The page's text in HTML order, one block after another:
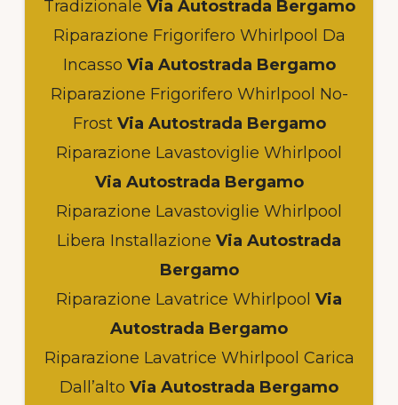
Tradizionale Via Autostrada Bergamo
Riparazione Frigorifero Whirlpool Da
Incasso Via Autostrada Bergamo
Riparazione Frigorifero Whirlpool No-
FrostVia Autostrada Bergamo
Riparazione Lavastoviglie Whirlpool
Via Autostrada Bergamo
Riparazione Lavastoviglie Whirlpool
Libera Installazione Via Autostrada
Bergamo
Riparazione Lavatrice Whirlpool Via
Autostrada Bergamo
Riparazione Lavatrice Whirlpool Carica
Dall’alto Via Autostrada Bergamo